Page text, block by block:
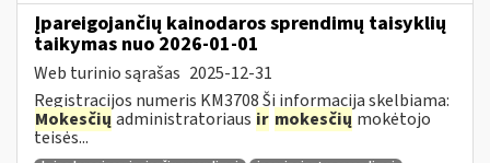
Įpareigojančių kainodaros sprendimų taisyklių
taikymas nuo 2026-01-01
Web turinio sąrašas 2025-12-31
Registracijos numeris KM3708 Ši informacija skelbiama:
Mokesčių administratoriaus ir mokesčių mokėtojo
teisės...